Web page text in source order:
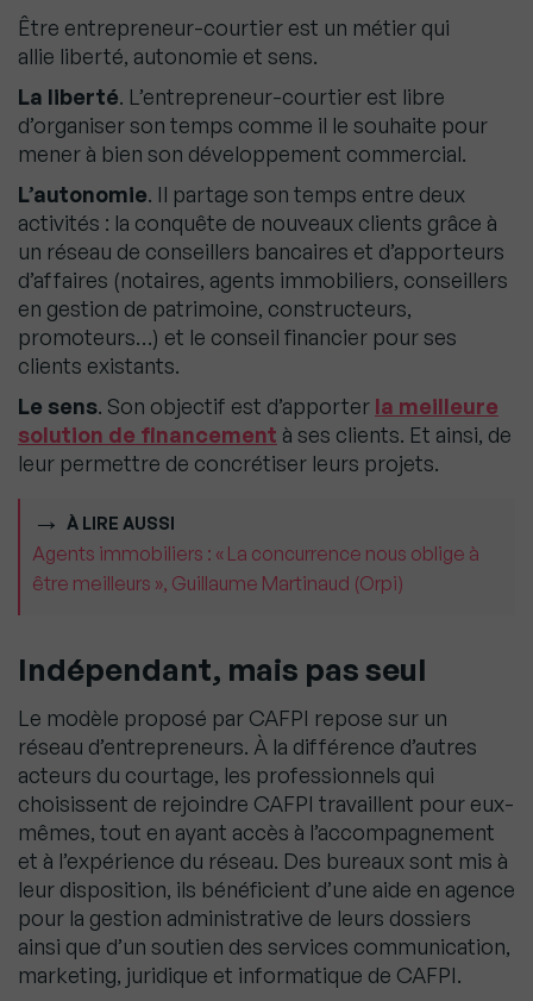
Être entrepreneur-courtier est un métier qui
allie liberté, autonomie et sens.
La liberté. L’entrepreneur-courtier est libre
d’organiser son temps comme il le souhaite pour
mener à bien son développement commercial.
L’autonomie. Il partage son temps entre deux
activités : la conquête de nouveaux clients grâce à
un réseau de conseillers bancaires et d’apporteurs
d’affaires (notaires, agents immobiliers, conseillers
en gestion de patrimoine, constructeurs,
promoteurs…) et le conseil financier pour ses
clients existants.
Le sens. Son objectif est d’apporter la meilleure
solution de financement à ses clients. Et ainsi, de
leur permettre de concrétiser leurs projets.
À LIRE AUSSI
Agents immobiliers : « La concurrence nous oblige à
être meilleurs », Guillaume Martinaud (Orpi)
Indépendant, mais pas seul
Le modèle proposé par CAFPI repose sur un
réseau d’entrepreneurs. À la différence d’autres
acteurs du courtage, les professionnels qui
choisissent de rejoindre CAFPI travaillent pour eux-
mêmes, tout en ayant accès à l’accompagnement
et à l’expérience du réseau. Des bureaux sont mis à
leur disposition, ils bénéficient d’une aide en agence
pour la gestion administrative de leurs dossiers
ainsi que d’un soutien des services communication,
marketing, juridique et informatique de CAFPI.